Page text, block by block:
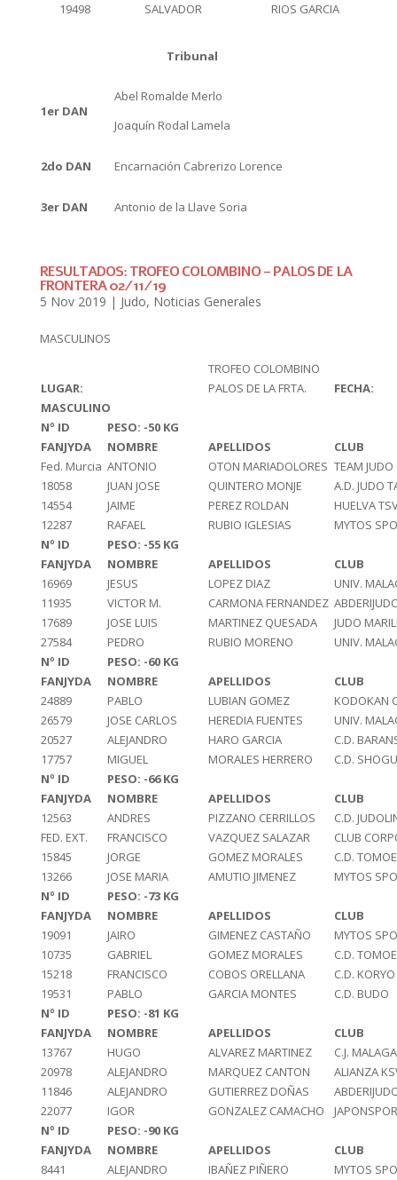
19498
SALVADOR RIOS GARCIA
Tribunal
1er DAN
Abel Romalde Merlo
Joaquín Rodal Lamela
2do DAN Encarnación Cabrerizo Lorence
3er DAN Antonio de la Llave Soria
RESULTADOS: TROFEO COLOMBINO – PALOS DE LA
FRONTERA 02/11/19
5 Nov 2019 | Judo, Noticias Generales
MASCULINOS
TROFEO COLOMBINO
LUGAR:
PALOS DE LA FRTA.
FECHA:
MASCULINO
Nº ID
PESO: -50 KG
FANJYDA
NOMBRE APELLIDOS
CLUB
Fed. Murcia ANTONIO OTON MARIADOLORES TEAM JUDO
18058
JUAN JOSE QUINTERO MONJE
A.D. JUDO
14554
JAIME PEREZ ROLDAN
HUELVA
12287
RAFAEL RUBIO IGLESIAS
MYTOS
Nº ID
PESO: -55 KG
FANJYDA
NOMBRE APELLIDOS
CLUB
16969
JESUS LOPEZ DIAZ
UNIV.
11935
VICTOR M. CARMONA FERNANDEZ
17689
JOSE LUIS MARTINEZ QUESADA
JUDO
27584
PEDRO RUBIO MORENO
UNIV.
Nº ID
PESO: -60 KG
FANJYDA
NOMBRE APELLIDOS
CLUB
24889
PABLO LUBIAN GOMEZ
KODOKAN
26579
JOSE CARLOS HEREDIA FUENTES
UNIV.
20527
ALEJANDRO HARO GARCIA
C.D.
17757
MIGUEL MORALES HERRERO
C.D.
Nº ID
PESO: -66 KG
FANJYDA
NOMBRE APELLIDOS
CLUB
12563
ANDRES PIZZANO CERRILLOS
C.D.
FED. EXT.
FRANCISCO VAZQUEZ SALAZAR
CLUB
15845
JORGE GOMEZ MORALES
C.D. TOMOE
13266
JOSE MARIA AMUTIO JIMENEZ
MYTOS
Nº ID
PESO: -73 KG
FANJYDA
NOMBRE APELLIDOS
CLUB
19091
JAIRO GIMENEZ CASTAÑO
MYTOS
10735
GABRIEL GOMEZ MORALES
C.D. TOMOE
15218
FRANCISCO COBOS ORELLANA
C.D. KORYO
19531
PABLO GARCIA MONTES
C.D. BUDO
Nº ID
PESO: -81 KG
FANJYDA
NOMBRE APELLIDOS
CLUB
13767
HUGO ALVAREZ MARTINEZ
C.J. MALAGA
20978
ALEJANDRO MARQUEZ CANTON
ALIANZA
11846
ALEJANDRO GUTIERREZ DOÑAS
22077
IGOR GONZALEZ CAMACHO
Nº ID
PESO: -90 KG
FANJYDA
NOMBRE APELLIDOS
CLUB
8441
ALEJANDRO IBAÑEZ PIÑERO
MYTOS